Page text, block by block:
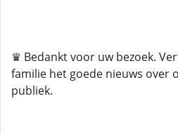
♛ Bedankt voor uw bezoek.
familie het goede nieuws over
publiek.